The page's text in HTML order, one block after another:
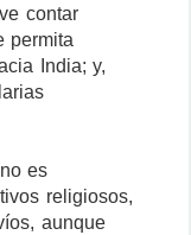
contar
permita
India; y,
es
religiosos,
aunque